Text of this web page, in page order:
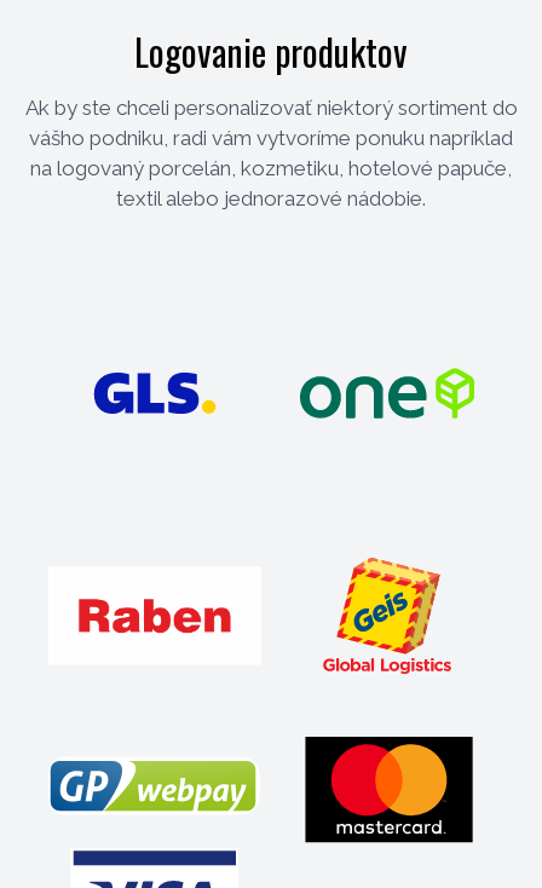
Logovanie produktov
Ak by ste chceli personalizovať niektorý sortiment do
vášho podniku, radi vám vytvoríme ponuku napríklad
na logovaný porcelán, kozmetiku, hotelové papuče,
textil alebo jednorazové nádobie.